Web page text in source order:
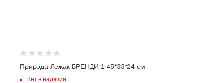
Природа Лежак БРЕНДИ 1 45*33*24 см
Нет в наличии